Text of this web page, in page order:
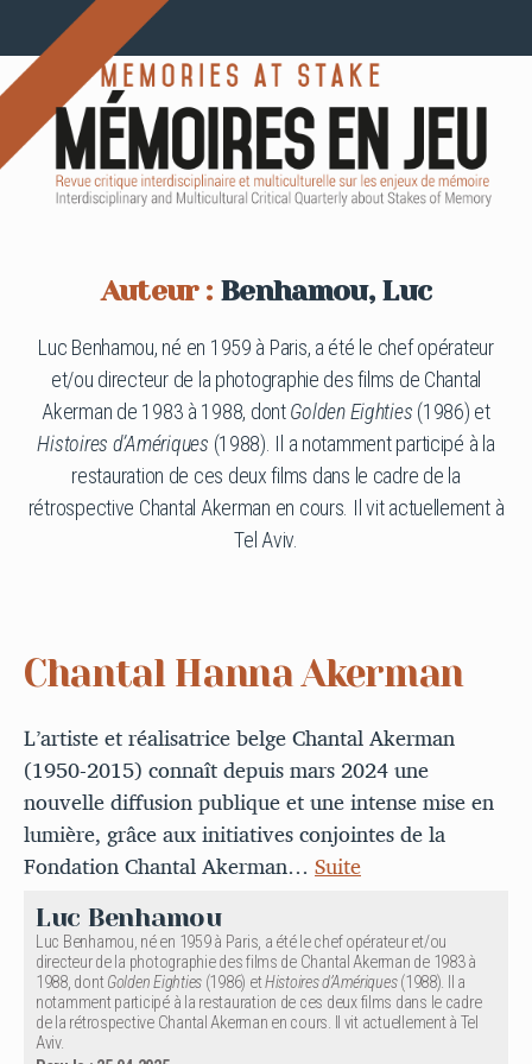
Auteur : Benhamou, Luc
Luc Benhamou, né en 1959 à Paris, a été le chef opérateur
et/ou directeur de la photographie des films de Chantal
Akerman de 1983 à 1988, dontGolden Eighties (1986) et
Histoires d’Amériques (1988). Il a notamment participé à la
restauration de ces deux films dans le cadre de la
rétrospective Chantal Akerman en cours. Il vit actuellement à
Tel Aviv.
Chantal Hanna Akerman
L’artiste et réalisatrice belge Chantal Akerman
(1950-2015) connaît depuis mars 2024 une
nouvelle diffusion publique et une intense mise en
lumière, grâce aux initiatives conjointes de la
Fondation Chantal Akerman… Suite
Luc Benhamou
Luc Benhamou, né en 1959 à Paris, a été le chef opérateur et/ou
directeur de la photographie des films de Chantal Akerman de 1983 à
1988, dontGolden Eighties(1986) etHistoires d’Amériques(1988). Il a
notamment participé à la restauration de ces deux films dans le cadre
de la rétrospective Chantal Akerman en cours. Il vit actuellement à Tel
Aviv.